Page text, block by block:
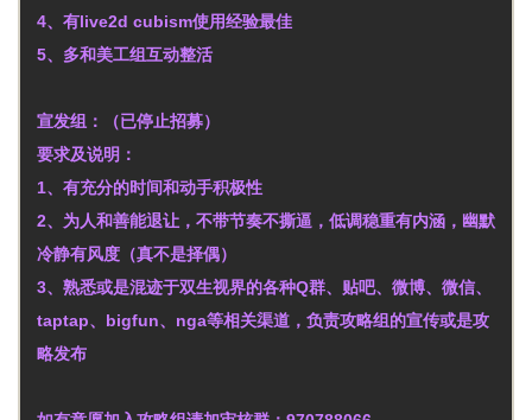
4、有live2d cubism使用经验最佳
5、多和美工组互动整活
宣发组：（已停止招募）
要求及说明：
1、有充分的时间和动手积极性
2、为人和善能退让，不带节奏不撕逼，低调稳重有内涵，幽默
冷静有风度（真不是择偶）
3、熟悉或是混迹于双生视界的各种Q群、贴吧、微博、微信、
taptap、bigfun、nga等相关渠道，负责攻略组的宣传或是攻
略发布